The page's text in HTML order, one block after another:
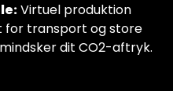
Virtuel produktion
for transport og store
dit CO2-aftryk.